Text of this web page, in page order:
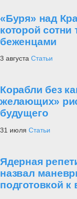
«Буря» над
которой сотни
беженцами
3 августа Статьи
Корабли без
желающих»
будущего
31 июля Статьи
Ядерная
назвал
подготовкой к